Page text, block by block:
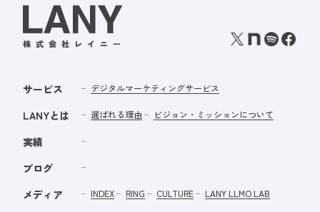
サービス デジタルマーケティングサービス
LANYとは 選ばれる理由 ビジョン・ミッションについて
実績
ブログ
メディア
INDEX RING CULTURE LANY LLMO LAB